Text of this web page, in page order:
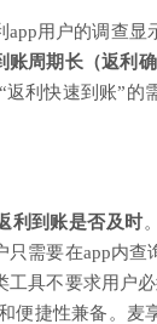
用户的调查显
周期长（返利
返利快速到账”的
利到账是否及时
需要在app内查
具不要求用户
便捷性兼备。麦